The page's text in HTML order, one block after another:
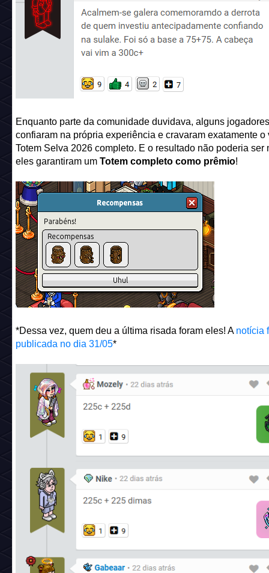
Enquanto parte da comunidade duvidava, alguns jogadores
confiaram na própria experiência e cravaram exatamente o
Totem Selva 2026 completo. E o resultado não poderia ser
eles garantiram um Totem completo como prêmio!
*Dessa vez, quem deu a última risada foram eles! A notícia
publicada no dia 31/05*